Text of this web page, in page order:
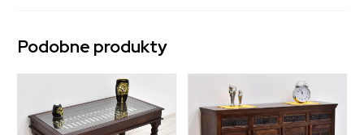
Podobne produkty